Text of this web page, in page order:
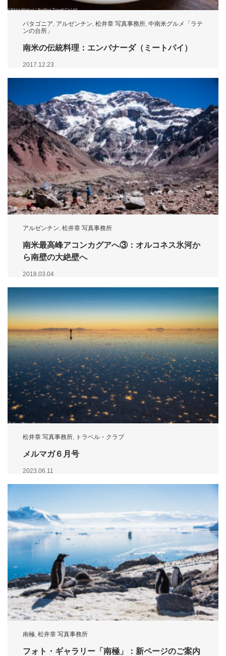
パタゴニア, アルゼンチン, 松井章 写真事務所, 中南米グルメ「ラテ
ンの台所」
南米の伝統料理：エンパナーダ（ミートパイ）
2017.12.23
アルゼンチン 松井章 写真事務所
南米最高峰アコンカグアへ③：オルコネス氷河か
ら南壁の大絶壁へ
2018.03.04
松井章 写真事務所, トラベル・クラブ
メルマガ６月号
2023.06.11
南極, 松井章 写真事務所
フォト・ギャラリー「南極」：新ページのご案内